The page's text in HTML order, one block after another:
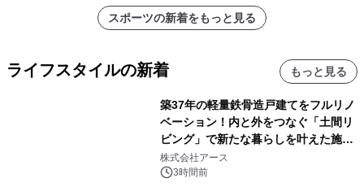
スポーツの新着をもっと見る
ライフスタイルの新着 もっと見る
築37年の軽量鉄骨造戸建てをフルリノ
ベーション！内と外をつなぐ「土間リ
ビング」で新たな暮らしを叶えた施工
事例を株式会社アースが公開
株式会社アース
3時間前